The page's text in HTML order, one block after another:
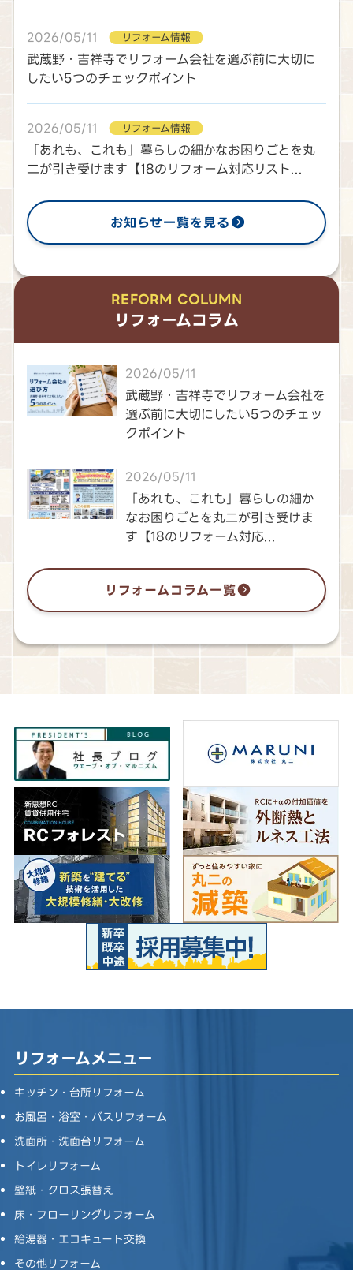
2026/05/11 リフォーム情報
武蔵野・吉祥寺でリフォーム会社を選ぶ前に大切に
したい5つのチェックポイント
2026/05/11 リフォーム情報
「あれも、これも」暮らしの細かなお困りごとを丸
二が引き受けます【18のリフォーム対応リスト...
お知らせ一覧を見る
REFORM COLUMN
リフォームコラム
2026/05/11
武蔵野・吉祥寺でリフォーム会社を
選ぶ前に大切にしたい5つのチェッ
クポイント
2026/05/11
「あれも、これも」暮らしの細か
なお困りごとを丸二が引き受けま
す【18のリフォーム対応...
リフォームコラム一覧
リフォームメニュー
キッチン・台所リフォーム
お風呂・浴室・バスリフォーム
洗面所・洗面台リフォーム
トイレリフォーム
壁紙・クロス張替え
床・フローリングリフォーム
給湯器・エコキュート交換
その他リフォーム